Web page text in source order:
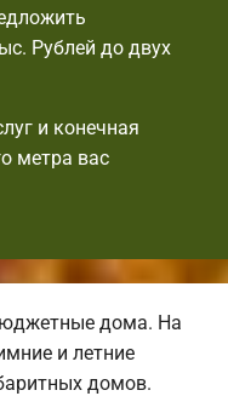
Рублей до двух
и конечная
метра вас
дома. На
и летние
домов.